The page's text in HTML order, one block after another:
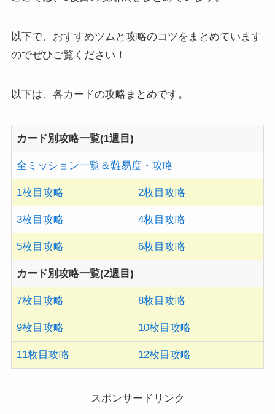
以下で、おすすめツムと攻略のコツをまとめています
のでぜひご覧ください！
以下は、各カードの攻略まとめです。
カード別攻略一覧(1週目)
全ミッション一覧＆難易度・攻略
1枚目攻略 2枚目攻略
3枚目攻略 4枚目攻略
5枚目攻略 6枚目攻略
カード別攻略一覧(2週目)
7枚目攻略 8枚目攻略
9枚目攻略 10枚目攻略
11枚目攻略 12枚目攻略
スポンサードリンク